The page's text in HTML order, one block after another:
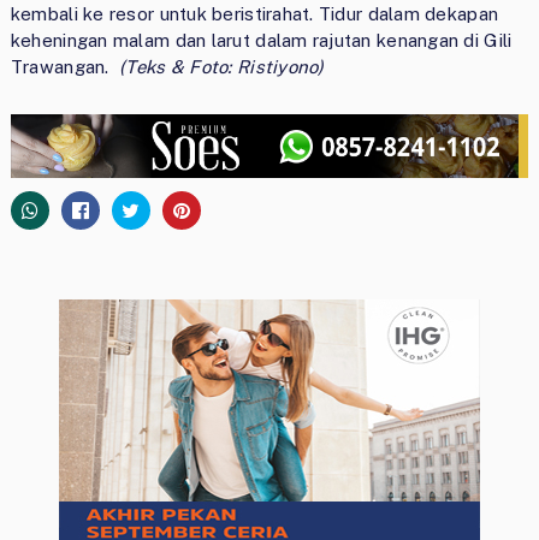
kembali ke resor untuk beristirahat. Tidur dalam dekapan
keheningan malam dan larut dalam rajutan kenangan di Gili
Trawangan.
(Teks & Foto: Ristiyono)